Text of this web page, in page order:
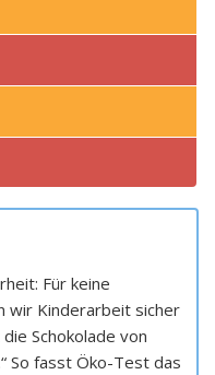
Für keine
wir Kinderarbeit sicher
Schokolade von
So fasst Öko-Test das